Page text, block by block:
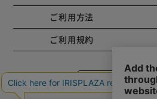
ご利用方法
ご利用規約
コーポレートサイ